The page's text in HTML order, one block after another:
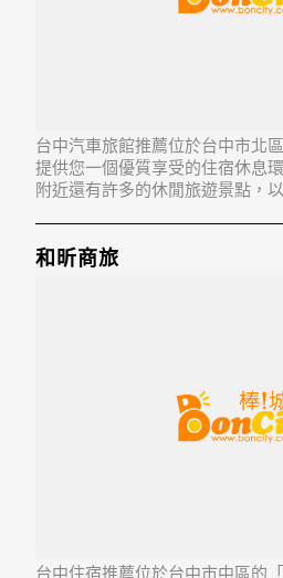
台中汽車旅館推薦位於台中市北
提供您一個優質享受的住宿休息
附近還有許多的休閒旅遊景點，
和昕商旅
台中住宿推薦位於台中市中區的